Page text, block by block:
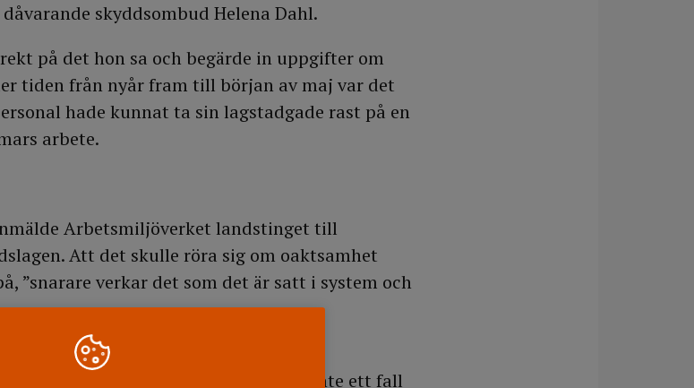
skyddsombud Helena Dahl.
på det hon sa och begärde in uppgifter om
tiden från nyår fram till början av maj var det
hade kunnat ta sin lagstadgade rast på en
arbete.
Arbetsmiljöverket landstinget till
Att det skulle röra sig om oaktsamhet
”snarare verkar det som det är satt i system och
med att det fanns ett centralt
arbetstidslagen. Därför var rasterna inte ett fall